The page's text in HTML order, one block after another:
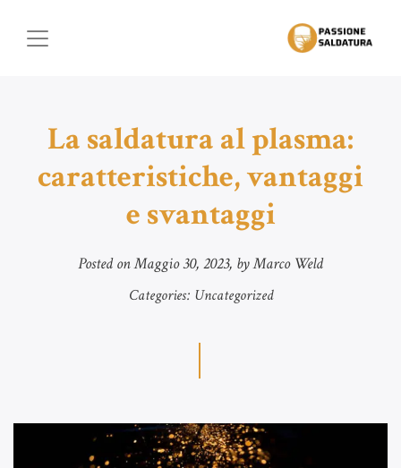
La saldatura al plasma:
caratteristiche, vantaggi
e svantaggi
Posted onMaggio 30, 2023, by Marco Weld
Categories: Uncategorized